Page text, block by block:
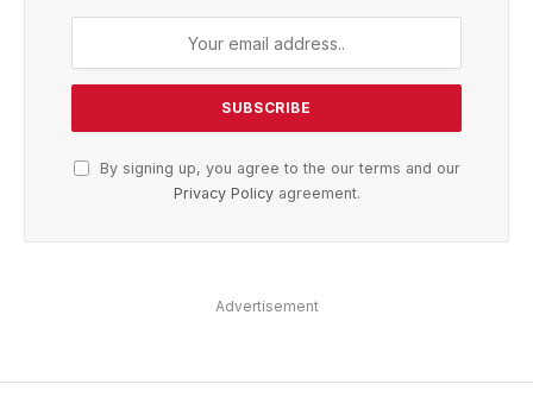
By signing up, you agree to the our terms and our
Privacy Policyagreement.
Advertisement